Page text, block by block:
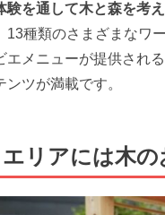
験を通して木と森を考
13種類のさまざまなワ
エメニューが提供され
ンツが満載です。
リアには木